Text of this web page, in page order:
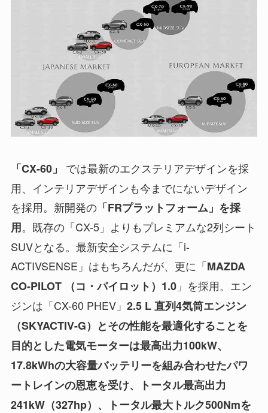
「CX-60」
では最新のエクステリアデザインを採
用、インテリアデザインも今までにないデザイン
を採用。新開発の「FRプラットフォーム」を採
用。既存の「CX-5」よりもプレミアムな2列シート
SUVとなる。最新安全システムに「i-
ACTIVSENSE」はもちろんだが、更に「MAZDA
CO-PILOT （コ・パイロット）1.0」を採用。エン
ジンは「CX-60 PHEV」 2.5 L 直列4気筒エンジン
（SKYACTIV-G）とその性能を最適化することを
目的とした電気モーターは最高出力100kW、
17.8kWhの大容量バッテリーを組み合わせたパワ
ートレインの恩恵を受け、トータル最高出力
241kW（327hp）、トータル最大トルク500Nmを